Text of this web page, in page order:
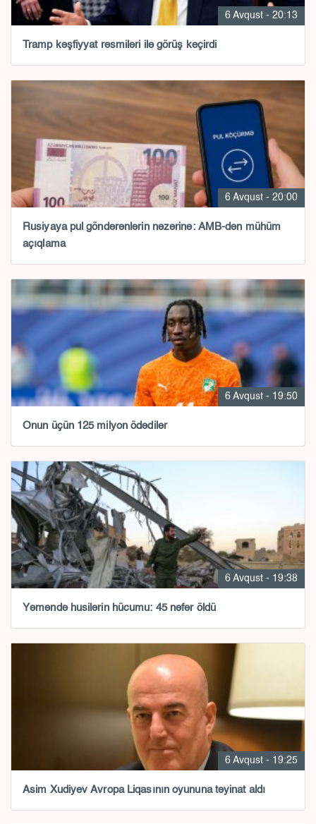
6 Avqust - 20:13
Tramp kəşfiyyat rəsmiləri ilə görüş keçirdi
6 Avqust - 20:00
Rusiyaya pul göndərənlərin nəzərinə: AMB-dən mühüm
açıqlama
6 Avqust - 19:50
Onun üçün 125 milyon ödədilər
6 Avqust - 19:38
Yəməndə husilərin hücumu: 45 nəfər öldü
6 Avqust - 19:25
Asim Xudiyev Avropa Liqasının oyununa təyinat aldı